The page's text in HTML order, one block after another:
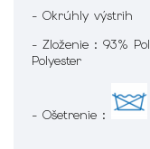
- Okrúhly výstrih
- Zloženie : 93%
Polyester
- Ošetrenie :